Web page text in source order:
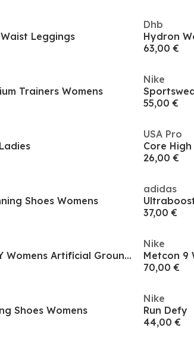
Leggings
Dhb
Hydron
63,00 €
Trainers Womens
Nike
55,00 €
USA Pro
Core High
26,00 €
Shoes Womens
adidas
37,00 €
FUTURE 8 PLAY Womens Artificial Ground Football Boots
Nike
Metcon 9
70,00 €
Shoes Womens
Nike
Run Defy
44,00 €